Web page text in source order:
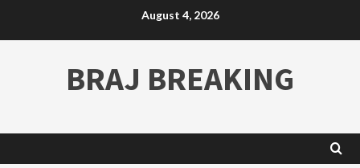
August 4, 2026
BRAJ BREAKING